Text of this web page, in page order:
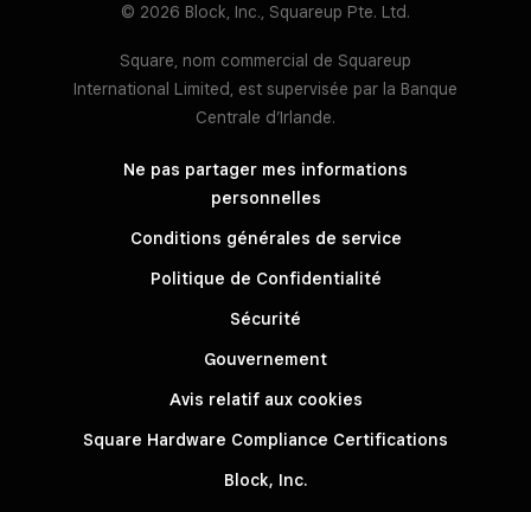
© 2026 Block, Inc., Squareup Pte. Ltd.
Square, nom commercial de Squareup
International Limited, est supervisée par la Banque
Centrale d’Irlande.
Ne pas partager mes informations
personnelles
Conditions générales de service
Politique de Confidentialité
Sécurité
Gouvernement
Avis relatif aux cookies
Square Hardware Compliance Certifications
Block, Inc.